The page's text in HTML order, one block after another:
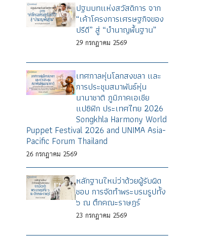
ปฐมบทแห่งสวัสดิการ จาก
“เค้าโครงการเศรษฐกิจของ
ปรีดี” สู่ “บำนาญพื้นฐาน”
29 กรกฎาคม 2569
เทศกาลหุ่นโลกสงขลา และ
การประชุมสมาพันธ์หุ่น
นานาชาติ ภูมิภาคเอเชีย
แปซิฟิก ประเทศไทย 2026
Songkhla Harmony World
Puppet Festival 2026 and UNIMA Asia-
Pacific Forum Thailand
26 กรกฎาคม 2569
หลักฐานใหม่ว่าด้วยผู้รับผิด
ชอบ การจัดทำพระบรมรูปทั้ง
๖ ณ ตึกคณะราษฎร์
23 กรกฎาคม 2569